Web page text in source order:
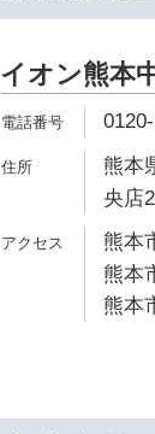
イオン熊本
熊本
央店
熊本
熊本
熊本